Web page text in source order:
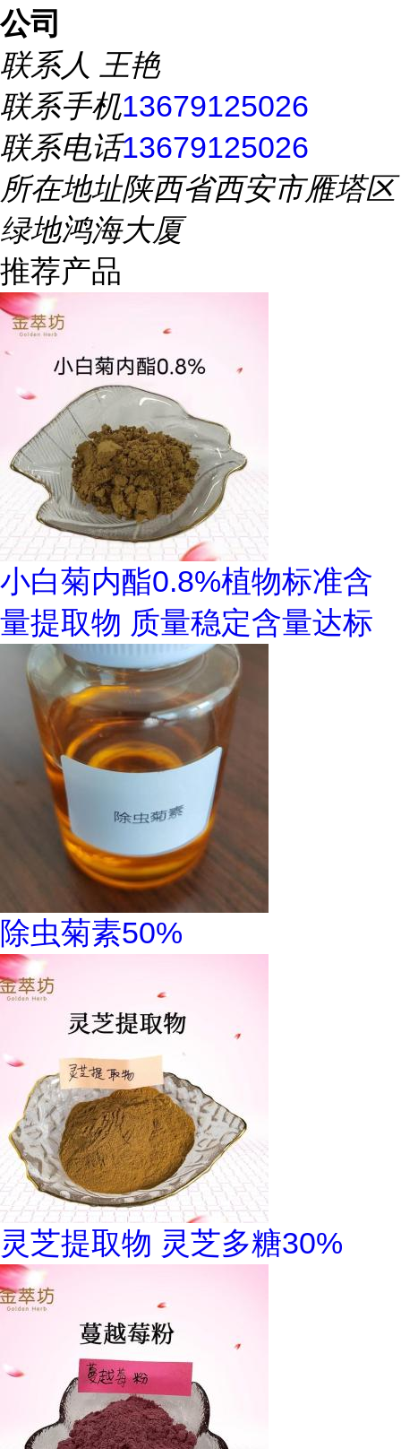
公司
联系人 王艳
联系手机13679125026
联系电话13679125026
所在地址陕西省西安市雁塔区
绿地鸿海大厦
推荐产品
小白菊内酯0.8%植物标准含
量提取物 质量稳定含量达标
除虫菊素50%
灵芝提取物 灵芝多糖30%